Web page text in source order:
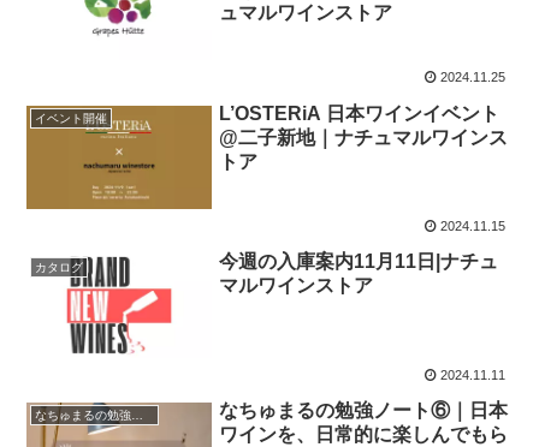
ュマルワインストア
2024.11.25
イベント開催
L’OSTERiA 日本ワインイベント
@二子新地｜ナチュマルワインス
トア
2024.11.15
カタログ
今週の入庫案内11月11日|ナチュ
マルワインストア
2024.11.11
なちゅまるの勉強ノート
なちゅまるの勉強ノート⑥｜日本
ワインを、日常的に楽しんでもら